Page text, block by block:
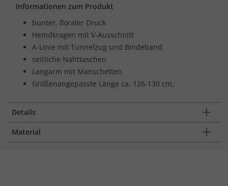
Informationen zum Produkt
bunter, floraler Druck
Hemdkragen mit V-Ausschnitt
A-Linie mit Tunnelzug und Bindeband
seitliche Nahttaschen
Langarm mit Manschetten
Größenangepasste Länge ca. 126-130 cm.
Details
Material